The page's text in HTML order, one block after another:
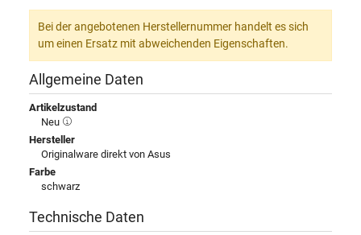
Bei der angebotenen Herstellernummer handelt es sich
um einen Ersatz mit abweichenden Eigenschaften.
Allgemeine Daten
Artikelzustand
Neu
Hersteller
Originalware direkt von Asus
Farbe
schwarz
Technische Daten